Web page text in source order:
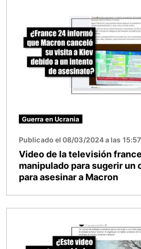
Guerra en Ucrania
Publicado el 08/03/2024 a las 15:57
Video de la televisión
manipulado para sugerir un
para asesinar a Macron